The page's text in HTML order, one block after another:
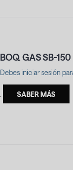
BOQ. GAS SB-
Debes iniciar sesión
SABER MÁS